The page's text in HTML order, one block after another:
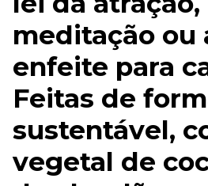
meditação ou
enfeite para
Feitas de
sustentável,
vegetal de